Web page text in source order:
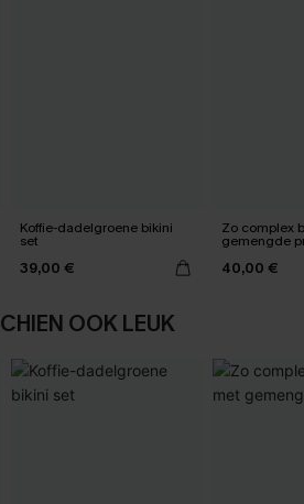
Koffie-dadelgroene bikini
set
39,00 €
Zo complex
gemengde
40,00 €
OOK LEUK